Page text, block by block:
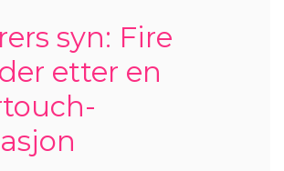
syn: Fire
etter en